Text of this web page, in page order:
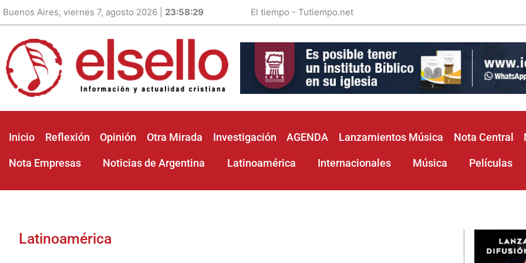
Buenos Aires, viernes 7, agosto 2026 | 23:58:31 El tiempo - Tutiempo.net
Inicio Reflexión Opinión Otra Mirada Investigación AGENDA Lanzamientos Música Nota Central
Nota Empresas Noticias de Argentina Latinoamérica Internacionales Música Películas
Latinoamérica